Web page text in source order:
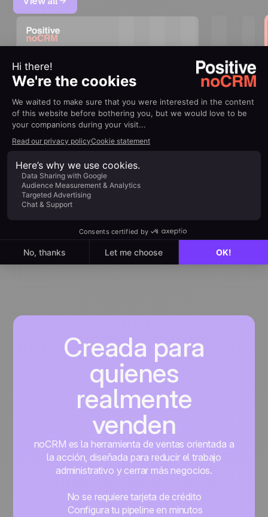
January 6, 2026
Product Demo: Primeros pasos
con noCRM
de los CRM tradicionales? Descubre cómo
dominar noCRM, una herramienta de gestión de
leads orientada a la acción, diseñada para
Creada para
quienes
realmente
venden
noCRM es la herramienta de ventas orientada a
la acción, diseñada para reducir el trabajo
administrativo y cerrar más negocios.
No se requiere tarjeta de crédito
Configura tu pipeline en minutos